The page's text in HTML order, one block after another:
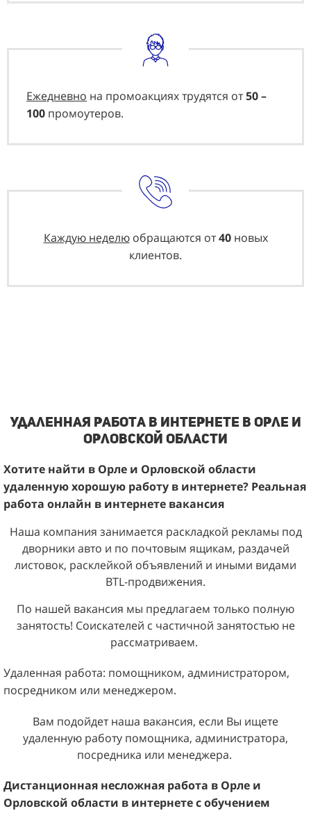
Ежедневно на промоакциях трудятся от50 –
100 промоутеров.
Каждую неделюобращаются от40новых
клиентов.
Удаленная работа в интернете в Орле и
Орловской области
Хотите найти в Орле и Орловской области
удаленнуюхорошую работу в интернете? Реальная
работа онлайн в интернете вакансия
Наша компания занимается раскладкой рекламы под
дворники авто и по почтовым ящикам, раздачей
листовок, расклейкой объявлений и иными видами
BTL-продвижения.
По нашей вакансия мы предлагаем только полную
занятость! Соискателей с частичной занятостью не
рассматриваем.
Удаленная работа: помощником, администратором,
посредником или менеджером.
Вам подойдет наша вакансия, если Вы ищете
удаленную работу помощника, администратора,
посредника или менеджера.
Дистанционная несложная работа в Орле и
Орловской области в интернете с обучением